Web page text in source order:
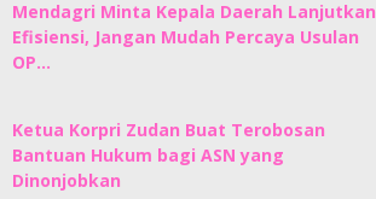
Mendagri Minta Kepala Daerah Lanjutkan
Efisiensi, Jangan Mudah Percaya Usulan
OP…
Ketua Korpri Zudan Buat Terobosan
Bantuan Hukum bagi ASN yang
Dinonjobkan